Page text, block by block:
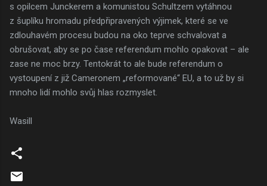
s opilcem Junckerem a komunistou Schultzem vytáhnou
z šuplíku hromadu předpřipravených výjimek, které se ve
zdlouhavém procesu budou na oko teprve schvalovat a
obrušovat, aby se po čase referendum mohlo opakovat – ale
zase ne moc brzy. Tentokrát to ale bude referendum o
vystoupení z již Cameronem „reformované“ EU, a to už by si
mnoho lidí mohlo svůj hlas rozmyslet.
Wasill